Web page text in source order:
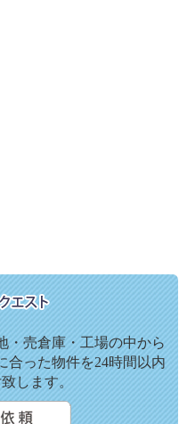
・売倉庫・工場の中から
合った物件を24時間以内
します。